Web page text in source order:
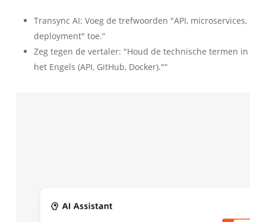
Transync AI: Voeg de trefwoorden "API, microservices,
deployment" toe.“
Zeg tegen de vertaler: "Houd de technische termen in
het Engels (API, GitHub, Docker)."“